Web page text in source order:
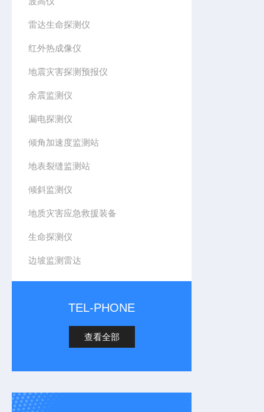
雷达生命探测仪
红外热成像仪
地震灾害探测预报仪
余震监测仪
漏电探测仪
倾角加速度监测站
地表裂缝监测站
倾斜监测仪
地质灾害应急救援装备
生命探测仪
边坡监测雷达
TEL-PHONE
查看全部